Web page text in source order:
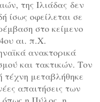
της Ιλιάδας δεν
ίσως οφείλεται σε
στο κείμενο
αι. π.Χ.
ανακτορικά
και τακτικών. Τον
τέχνη μεταβλήθηκε
απαιτήσεις των